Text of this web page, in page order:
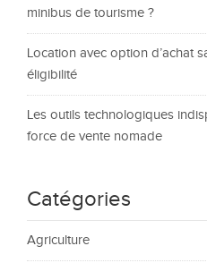
minibus de tourisme ?
Location avec option d’achat
éligibilité
Les outils technologiques
force de vente nomade
Catégories
Agriculture